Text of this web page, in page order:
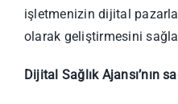
işletmenizin dijital
olarak geliştirmesini
Dijital Sağlık Ajansı’nın